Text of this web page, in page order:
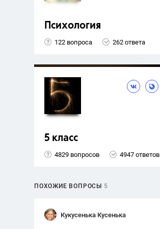
Психология
122 вопроса 262 ответа
5 класс
4829 вопросов 4947 ответов
ПОХОЖИЕ ВОПРОСЫ 5
Кукусенька Кусенька